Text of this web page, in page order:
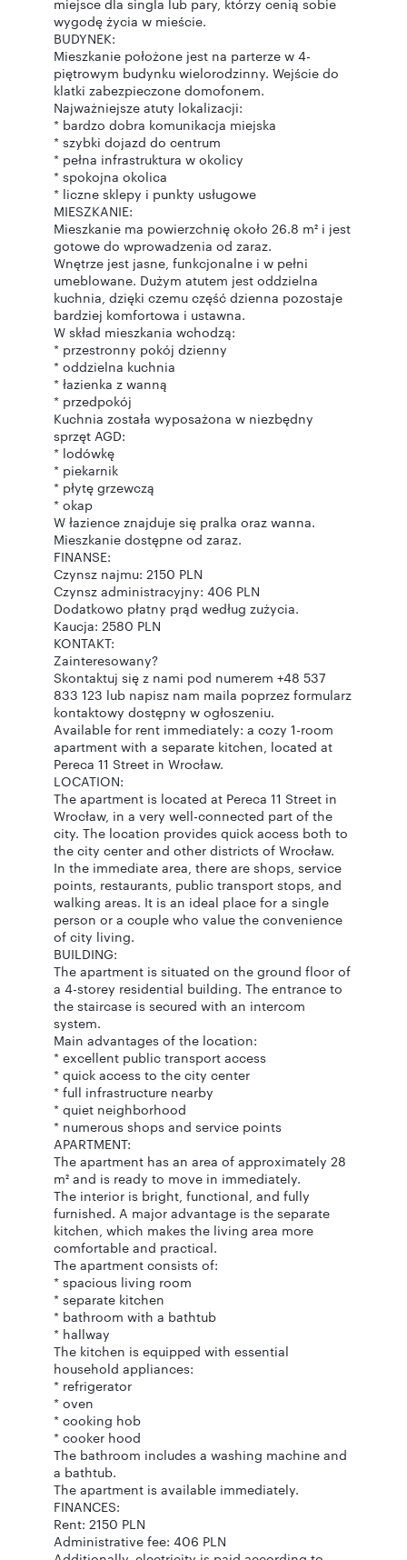
miejsce dla singla lub pary, którzy cenią sobie
wygodę życia w mieście.
BUDYNEK:
Mieszkanie położone jest na parterze w 4-
piętrowym budynku wielorodzinny. Wejście do
klatki zabezpieczone domofonem.
Najważniejsze atuty lokalizacji:
* bardzo dobra komunikacja miejska
* szybki dojazd do centrum
* pełna infrastruktura w okolicy
* spokojna okolica
* liczne sklepy i punkty usługowe
MIESZKANIE:
Mieszkanie ma powierzchnię około 26.8 m² i jest
gotowe do wprowadzenia od zaraz.
Wnętrze jest jasne, funkcjonalne i w pełni
umeblowane. Dużym atutem jest oddzielna
kuchnia, dzięki czemu część dzienna pozostaje
bardziej komfortowa i ustawna.
W skład mieszkania wchodzą:
* przestronny pokój dzienny
* oddzielna kuchnia
* łazienka z wanną
* przedpokój
Kuchnia została wyposażona w niezbędny
sprzęt AGD:
* lodówkę
* piekarnik
* płytę grzewczą
* okap
W łazience znajduje się pralka oraz wanna.
Mieszkanie dostępne od zaraz.
FINANSE:
Czynsz najmu: 2150 PLN
Czynsz administracyjny: 406 PLN
Dodatkowo płatny prąd według zużycia.
Kaucja: 2580 PLN
KONTAKT:
Zainteresowany?
Skontaktuj się z nami pod numerem +48 537
833 123 lub napisz nam maila poprzez formularz
kontaktowy dostępny w ogłoszeniu.
Available for rent immediately: a cozy 1-room
apartment with a separate kitchen, located at
Pereca 11 Street in Wrocław.
LOCATION:
The apartment is located at Pereca 11 Street in
Wrocław, in a very well-connected part of the
city. The location provides quick access both to
the city center and other districts of Wrocław.
In the immediate area, there are shops, service
points, restaurants, public transport stops, and
walking areas. It is an ideal place for a single
person or a couple who value the convenience
of city living.
BUILDING:
The apartment is situated on the ground floor of
a 4-storey residential building. The entrance to
the staircase is secured with an intercom
system.
Main advantages of the location:
* excellent public transport access
* quick access to the city center
* full infrastructure nearby
* quiet neighborhood
* numerous shops and service points
APARTMENT:
The apartment has an area of approximately 28
m² and is ready to move in immediately.
The interior is bright, functional, and fully
furnished. A major advantage is the separate
kitchen, which makes the living area more
comfortable and practical.
The apartment consists of:
* spacious living room
* separate kitchen
* bathroom with a bathtub
* hallway
The kitchen is equipped with essential
household appliances:
* refrigerator
* oven
* cooking hob
* cooker hood
The bathroom includes a washing machine and
a bathtub.
The apartment is available immediately.
FINANCES:
Rent: 2150 PLN
Administrative fee: 406 PLN